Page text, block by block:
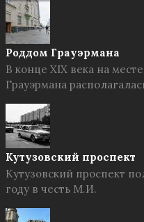
Роддом Грауэрмана
В конце XIX века на
Грауэрмана
Кутузовский проспект
Кутузовский проспект
году в честь М.И.